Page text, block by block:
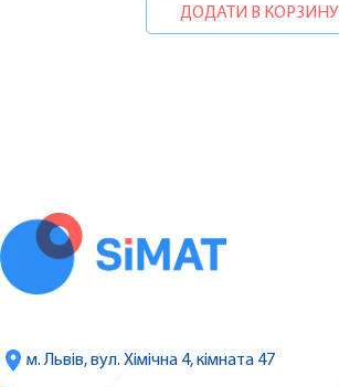
ДОДАТИ В КОРЗИНУ
м. Львів, вул. Хімічна 4, кімната 47